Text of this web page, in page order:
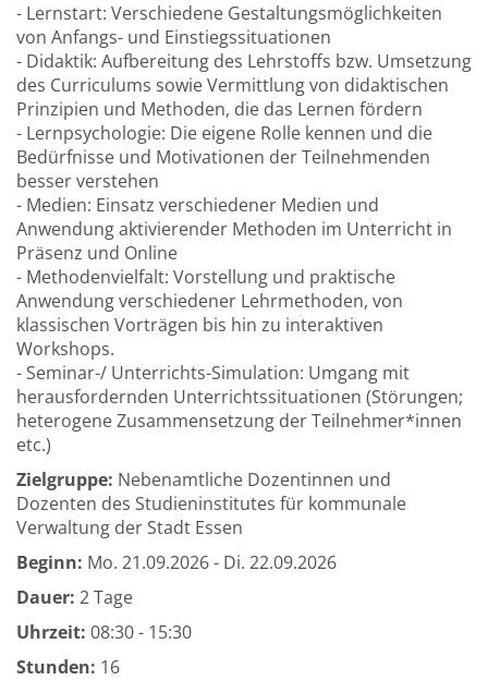
- Lernstart: Verschiedene Gestaltungsmöglichkeiten
von Anfangs- und Einstiegssituationen
- Didaktik: Aufbereitung des Lehrstoffs bzw. Umsetzung
des Curriculums sowie Vermittlung von didaktischen
Prinzipien und Methoden, die das Lernen fördern
- Lernpsychologie: Die eigene Rolle kennen und die
Bedürfnisse und Motivationen der Teilnehmenden
besser verstehen
- Medien: Einsatz verschiedener Medien und
Anwendung aktivierender Methoden im Unterricht in
Präsenz und Online
- Methodenvielfalt: Vorstellung und praktische
Anwendung verschiedener Lehrmethoden, von
klassischen Vorträgen bis hin zu interaktiven
Workshops.
- Seminar-/ Unterrichts-Simulation: Umgang mit
herausfordernden Unterrichtssituationen (Störungen;
heterogene Zusammensetzung der Teilnehmer*innen
etc.)
Zielgruppe: Nebenamtliche Dozentinnen und
Dozenten des Studieninstitutes für kommunale
Verwaltung der Stadt Essen
Beginn: Mo. 21.09.2026 - Di. 22.09.2026
Dauer: 2 Tage
Uhrzeit: 08:30 - 15:30
Stunden: 16